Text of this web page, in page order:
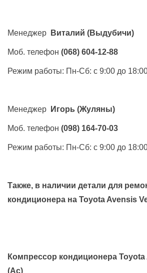
Менеджер Виталий (Выдубичи)
Моб. телефон (068) 604-12-88
Режим работы: Пн-Сб: с 9:00 до
Менеджер Игорь (Жуляны)
Моб. телефон (098) 164-70-03
Режим работы: Пн-Сб: с 9:00 до
Также, в наличии детали для
кондиционера на Toyota Avensis
Компрессор кондиционера Toyota
(Ac)